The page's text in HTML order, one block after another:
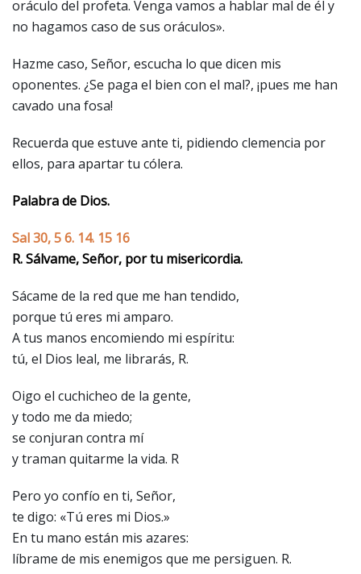
oráculo del profeta. Venga vamos a hablar mal de él y
no hagamos caso de sus oráculos».
Hazme caso, Señor, escucha lo que dicen mis
oponentes. ¿Se paga el bien con el mal?, ¡pues me han
cavado una fosa!
Recuerda que estuve ante ti, pidiendo clemencia por
ellos, para apartar tu cólera.
Palabra de Dios.
Sal 30, 5 6. 14. 15 16
R. Sálvame, Señor, por tu misericordia.
Sácame de la red que me han tendido,
porque tú eres mi amparo.
A tus manos encomiendo mi espíritu:
tú, el Dios leal, me librarás, R.
Oigo el cuchicheo de la gente,
y todo me da miedo;
se conjuran contra mí
y traman quitarme la vida. R
Pero yo confío en ti, Señor,
te digo: «Tú eres mi Dios.»
En tu mano están mis azares:
líbrame de mis enemigos que me persiguen. R.